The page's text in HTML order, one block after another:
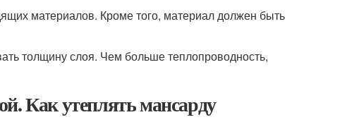
материалов. Кроме того, материал должен быть
толщину слоя. Чем больше теплопроводность,
Как утеплять мансарду